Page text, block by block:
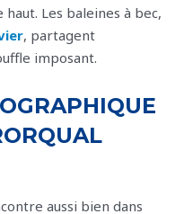
Les baleines à bec,
, partagent
imposant.
aussi bien dans